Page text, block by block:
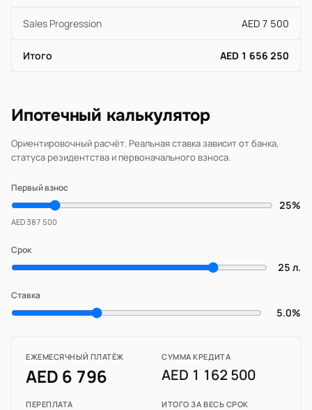
Sales Progression AED 7 500
Итого AED 1 656 250
Ипотечный калькулятор
Ориентировочный расчёт. Реальная ставка зависит от банка,
статуса резидентства и первоначального взноса.
Первый взнос
25%
AED 387 500
Срок
25 л.
Ставка
5.0%
ЕЖЕМЕСЯЧНЫЙ ПЛАТЁЖ
AED 6 796
СУММА КРЕДИТА
AED 1 162 500
ПЕРЕПЛАТА ИТОГО ЗА ВЕСЬ СРОК